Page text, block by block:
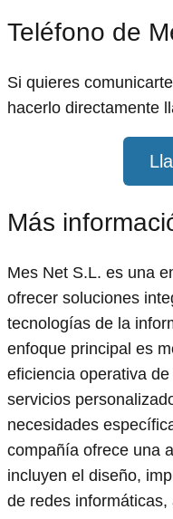
Teléfono de
Si quieres
hacerlo directamente
Más
Mes Net S.L. es una
ofrecer soluciones
tecnologías de la
enfoque principal es
eficiencia operativa
servicios
necesidades
compañía ofrece una
incluyen el diseño,
de redes